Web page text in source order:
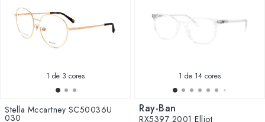
1 de 3 cores
Stella Mccartney SC50036U
030
1 de 14 cores
Ray-Ban
RX5397 2001 Elliot